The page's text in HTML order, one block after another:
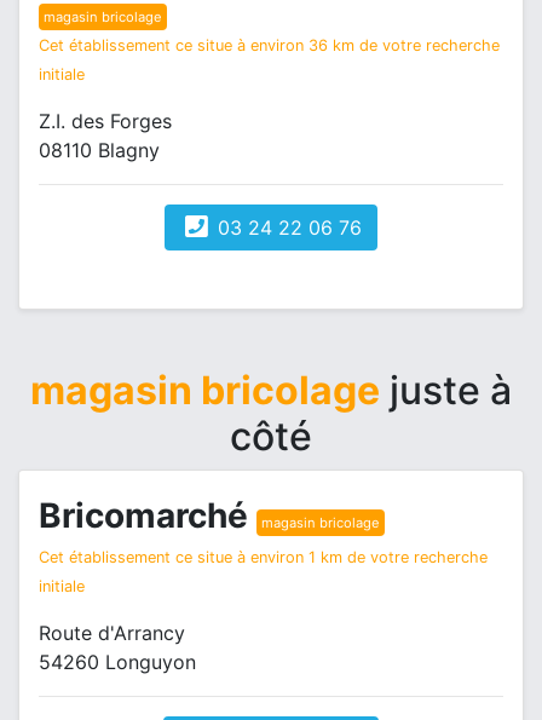
magasin bricolage
Cet établissement ce situe à environ 36 km de votre recherche
initiale
Z.I. des Forges
08110 Blagny
03 24 22 06 76
magasin bricolage juste à
côté
Bricomarché magasin bricolage
Cet établissement ce situe à environ 1 km de votre recherche
initiale
Route d'Arrancy
54260 Longuyon